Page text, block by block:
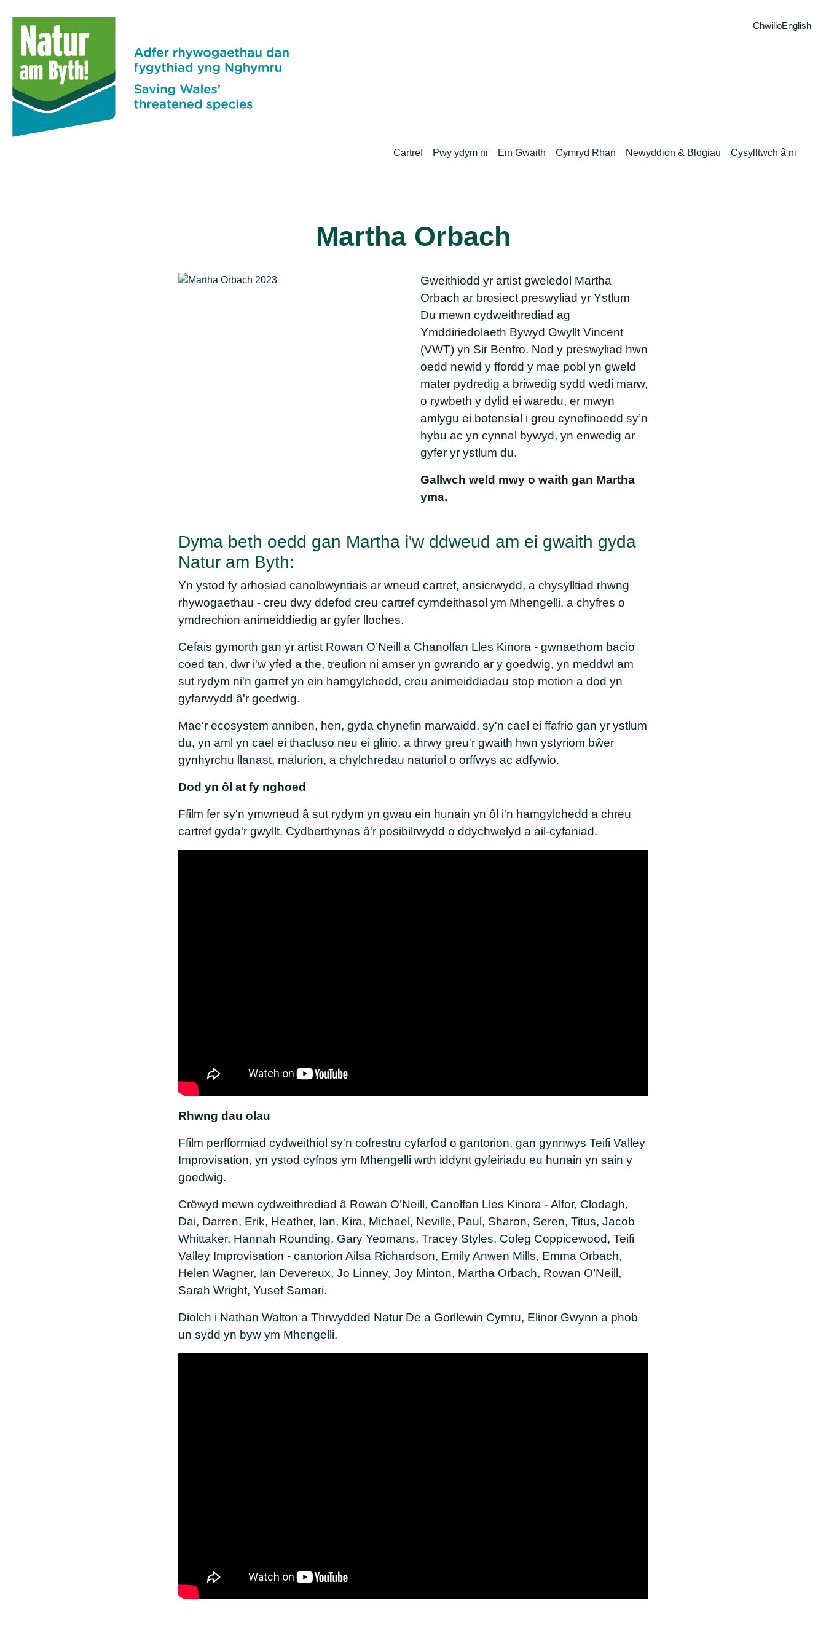
English
Chwilio
Cartref Pwy ydym ni Ein Gwaith Cymryd Rhan Newyddion & Blogiau Cysylltwch â ni
Martha Orbach
Gweithiodd yr artist gweledol Martha
Orbach ar brosiect preswyliad yr Ystlum
Du mewn cydweithrediad ag
Ymddiriedolaeth Bywyd Gwyllt Vincent
(VWT) yn Sir Benfro. Nod y preswyliad hwn
oedd newid y ffordd y mae pobl yn gweld
mater pydredig a briwedig sydd wedi marw,
o rywbeth y dylid ei waredu, er mwyn
amlygu ei botensial i greu cynefinoedd sy’n
hybu ac yn cynnal bywyd, yn enwedig ar
gyfer yr ystlum du.
Gallwch weld mwy o waith gan Martha
yma.
Dyma beth oedd gan Martha i'w ddweud am ei gwaith gyda
Natur am Byth:
Yn ystod fy arhosiad canolbwyntiais ar wneud cartref, ansicrwydd, a chysylltiad rhwng
rhywogaethau - creu dwy ddefod creu cartref cymdeithasol ym Mhengelli, a chyfres o
ymdrechion animeiddiedig ar gyfer lloches.
Cefais gymorth gan yr artist Rowan O’Neill a Chanolfan Lles Kinora - gwnaethom bacio
coed tan, dwr i'w yfed a the, treulion ni amser yn gwrando ar y goedwig, yn meddwl am
sut rydym ni'n gartref yn ein hamgylchedd, creu animeiddiadau stop motion a dod yn
gyfarwydd â'r goedwig.
Mae'r ecosystem anniben, hen, gyda chynefin marwaidd, sy'n cael ei ffafrio gan yr ystlum
du, yn aml yn cael ei thacluso neu ei glirio, a thrwy greu'r gwaith hwn ystyriom bŵer
gynhyrchu llanast, malurion, a chylchredau naturiol o orffwys ac adfywio.
Dod yn ôl at fy nghoed
Ffilm fer sy'n ymwneud â sut rydym yn gwau ein hunain yn ôl i'n hamgylchedd a chreu
cartref gyda'r gwyllt. Cydberthynas â'r posibilrwydd o ddychwelyd a ail-cyfaniad.
Rhwng dau olau
Ffilm perfformiad cydweithiol sy'n cofrestru cyfarfod o gantorion, gan gynnwys Teifi Valley
Improvisation, yn ystod cyfnos ym Mhengelli wrth iddynt gyfeiriadu eu hunain yn sain y
goedwig.
Crëwyd mewn cydweithrediad â Rowan O’Neill, Canolfan Lles Kinora - Alfor, Clodagh,
Dai, Darren, Erik, Heather, Ian, Kira, Michael, Neville, Paul, Sharon, Seren, Titus, Jacob
Whittaker, Hannah Rounding, Gary Yeomans, Tracey Styles, Coleg Coppicewood, Teifi
Valley Improvisation - cantorion Ailsa Richardson, Emily Anwen Mills, Emma Orbach,
Helen Wagner, Ian Devereux, Jo Linney, Joy Minton, Martha Orbach, Rowan O’Neill,
Sarah Wright, Yusef Samari.
Diolch i Nathan Walton a Thrwydded Natur De a Gorllewin Cymru, Elinor Gwynn a phob
un sydd yn byw ym Mhengelli.